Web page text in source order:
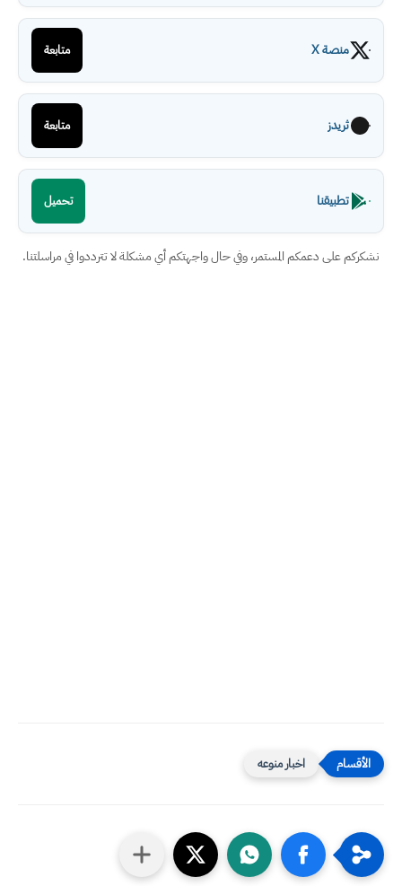
منصة X متابعة
ثريدز متابعة
تطبيقنا تحميل
نشكركم على دعمكم المستمر، وفي حال واجهتكم أي مشكلة لا تترددوا في مراسلتنا.
اخبار منوعه